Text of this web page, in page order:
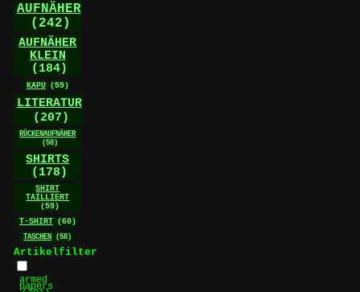
AUFNÄHER
(242)
AUFNÄHER
KLEIN
(184)
KAPU (59)
LITERATUR
(207)
RÜCKENAUFNÄHER
(58)
SHIRTS
(178)
SHIRT
TAILLIERT
(59)
T-SHIRT (60)
TASCHEN (58)
Artikelfilter
armed
papers